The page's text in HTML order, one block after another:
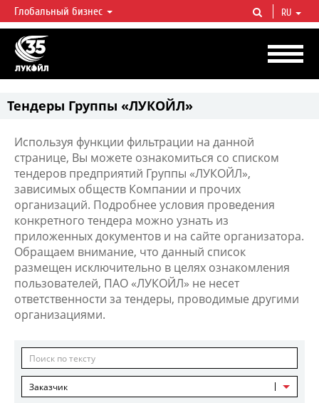
ЛУКОЙЛ СЕГОДНЯ
ЛУКОЙЛ — одна из крупнейших вертикально интегрированных
нефтегазовых компаний в мире, на долю которой приходится более 2%
мировой добычи нефти и около 1% доказанных запасов углеводородов.
Глобальный бизнес RU
Тендеры Группы «ЛУКОЙЛ»
Используя функции фильтрации на данной
странице, Вы можете ознакомиться со списком
тендеров предприятий Группы «ЛУКОЙЛ»,
зависимых обществ Компании и прочих
организаций. Подробнее условия проведения
конкретного тендера можно узнать из
приложенных документов и на сайте организатора.
Обращаем внимание, что данный список
размещен исключительно в целях ознакомления
пользователей, ПАО «ЛУКОЙЛ» не несет
ответственности за тендеры, проводимые другими
организациями.
Заказчик